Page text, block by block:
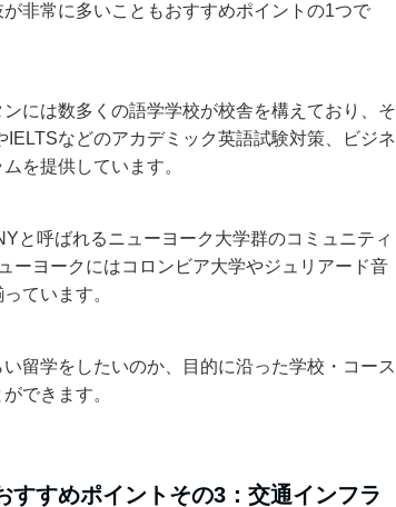
非常に多いこともおすすめポイントの1つで
には数多くの語学学校が校舎を構えており、そ
などのアカデミック英語試験対策、ビジネ
を提供しています。
と呼ばれるニューヨーク大学群のコミュニティ
ーヨークにはコロンビア大学やジュリアード音
ています。
留学をしたいのか、目的に沿った学校・コース
できます。
すすめポイントその3：交通インフラ